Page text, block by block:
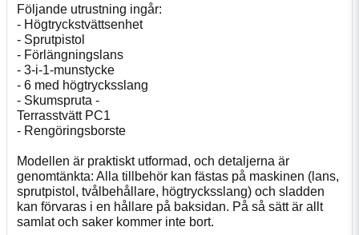
Följande utrustning ingår:
- Högtryckstvättsenhet
- Sprutpistol
- Förlängningslans
- 3-i-1-munstycke
- 6 med högtrycksslang
- Skumspruta -
Terrasstvätt PC1
- Rengöringsborste
Modellen är praktiskt utformad, och detaljerna är
genomtänkta: Alla tillbehör kan fästas på maskinen (lans,
sprutpistol, tvålbehållare, högtrycksslang) och sladden
kan förvaras i en hållare på baksidan. På så sätt är allt
samlat och saker kommer inte bort.